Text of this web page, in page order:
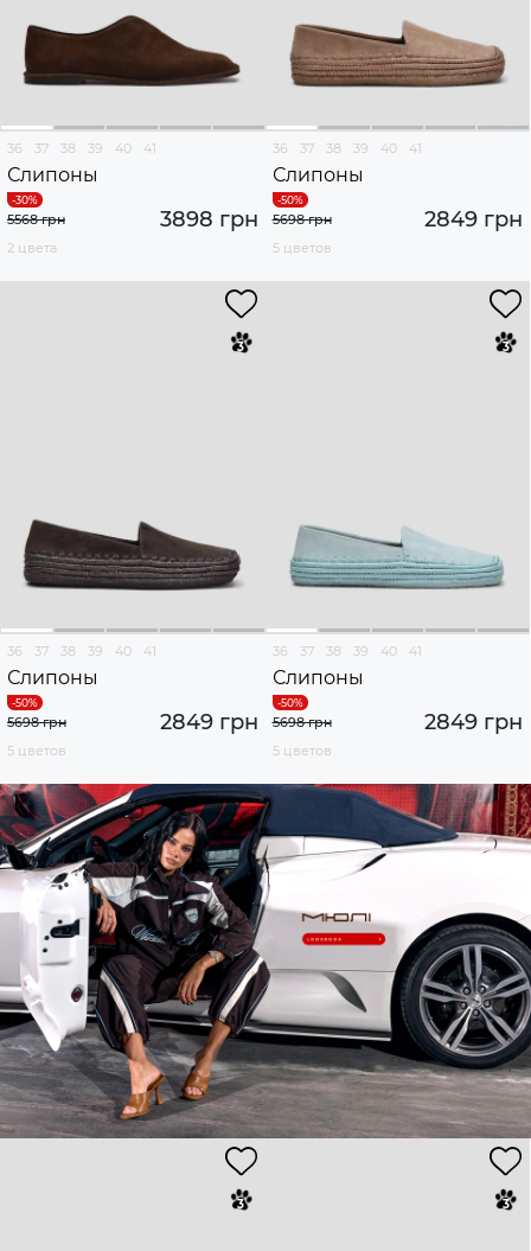
36 37 38 39 40 41
Слипоны
3898 грн
5568 грн
2 цвета
36 37 38 39 40 41
Слипоны
2849 грн
5698 грн
5 цветов
36 37 38 39 40 41
Слипоны
2849 грн
5698 грн
5 цветов
36 37 38 39 40 41
Слипоны
2849 грн
5698 грн
5 цветов